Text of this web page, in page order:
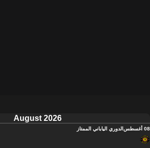
August 2026
08 أغسطس الدوري الياباني الممتاز